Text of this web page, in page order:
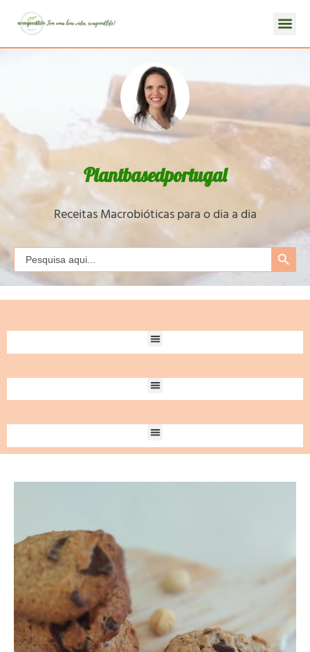
Plantbasedportugal
Receitas Macrobióticas para o dia a dia
Search
for:
Search Button